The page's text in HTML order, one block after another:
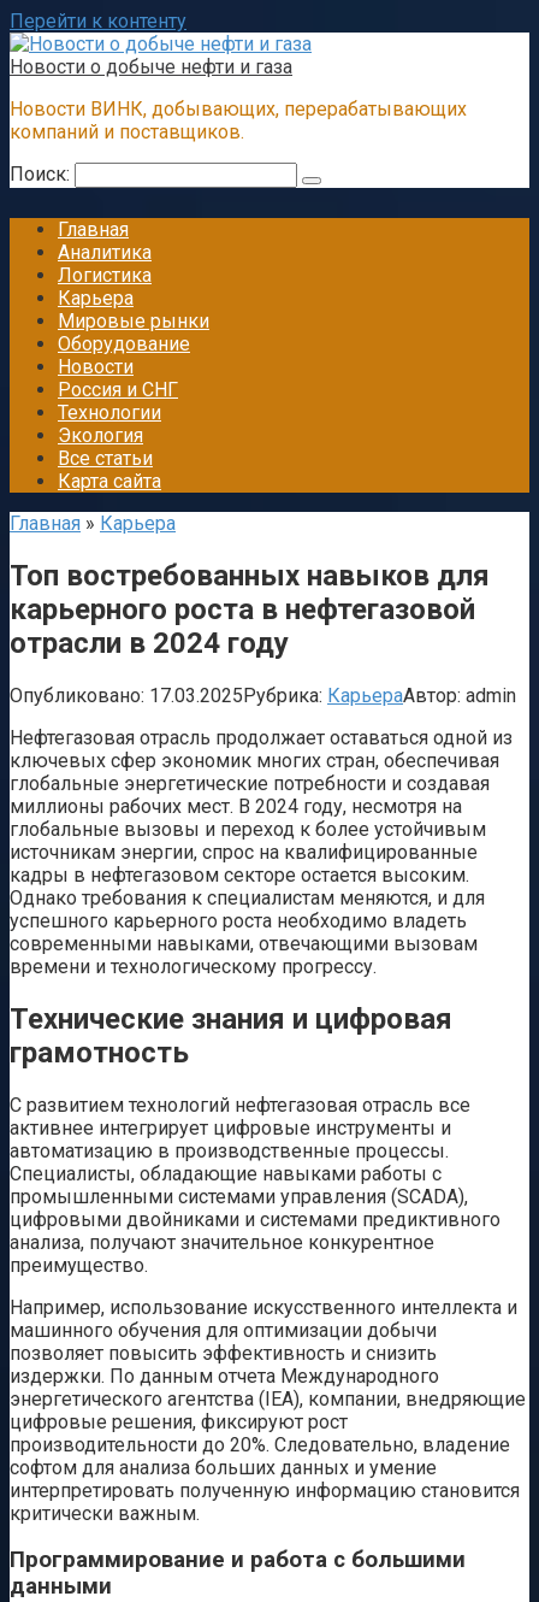
Перейти к контенту
Новости о добыче нефти и газа
Новости ВИНК, добывающих, перерабатывающих
компаний и поставщиков.
Поиск:
Главная
Аналитика
Логистика
Карьера
Мировые рынки
Оборудование
Новости
Россия и СНГ
Технологии
Экология
Все статьи
Карта сайта
Главная » Карьера
Топ востребованных навыков для
карьерного роста в нефтегазовой
отрасли в 2024 году
Опубликовано: 17.03.2025Рубрика: КарьераАвтор: admin
Нефтегазовая отрасль продолжает оставаться одной из
ключевых сфер экономик многих стран, обеспечивая
глобальные энергетические потребности и создавая
миллионы рабочих мест. В 2024 году, несмотря на
глобальные вызовы и переход к более устойчивым
источникам энергии, спрос на квалифицированные
кадры в нефтегазовом секторе остается высоким.
Однако требования к специалистам меняются, и для
успешного карьерного роста необходимо владеть
современными навыками, отвечающими вызовам
времени и технологическому прогрессу.
Технические знания и цифровая
грамотность
С развитием технологий нефтегазовая отрасль все
активнее интегрирует цифровые инструменты и
автоматизацию в производственные процессы.
Специалисты, обладающие навыками работы с
промышленными системами управления (SCADA),
цифровыми двойниками и системами предиктивного
анализа, получают значительное конкурентное
преимущество.
Например, использование искусственного интеллекта и
машинного обучения для оптимизации добычи
позволяет повысить эффективность и снизить
издержки. По данным отчета Международного
энергетического агентства (IEA), компании, внедряющие
цифровые решения, фиксируют рост
производительности до 20%. Следовательно, владение
софтом для анализа больших данных и умение
интерпретировать полученную информацию становится
критически важным.
Программирование и работа с большими
данными